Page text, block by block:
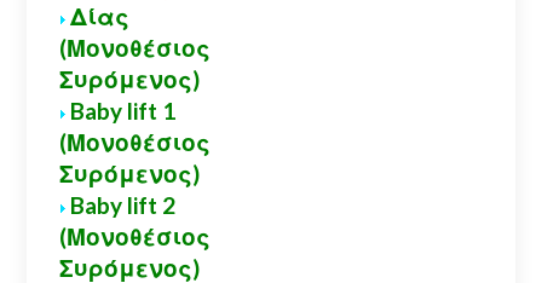
Δίας
(Μονοθέσιος
Συρόμενος)
Baby lift 1
(Μονοθέσιος
Συρόμενος)
Baby lift 2
(Μονοθέσιος
Συρόμενος)